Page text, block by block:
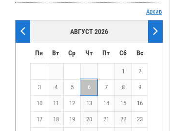
Архив
АВГУСТ 2026
Пн Вт Ср Чт Пт Сб Вс
1 2
3 4 5 6 7 8 9
10 11 12 13 14 15 16
17 18 19 20 21 22 23